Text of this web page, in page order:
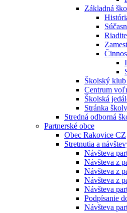
Základná
Školský
Centrum
Školská
Stránka školy
Stredná odborná
Partnerské obce
Obec Rakovice CZ
Stretnutia a
Návšteva
Návšteva z
Návšteva z
Návšteva z
Návšteva
Podpísanie
Návšteva